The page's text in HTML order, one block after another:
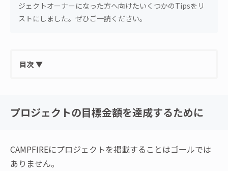
ジェクトオーナーになった方へ向けたいくつかのTipsをリ
ストにしました。ぜひご一読ください。
目次 ▼
プロジェクトの目標金額を達成するために
CAMPFIREにプロジェクトを掲載することはゴールでは
ありません。